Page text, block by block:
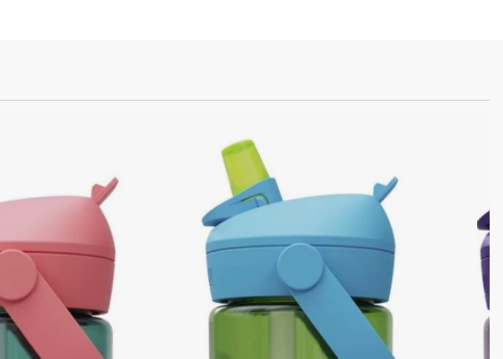
Kenda 879 16x1,75" Reflective Logo
Alloy, 16", 16H
Kenda 879 16x1,75" Reflective Logo